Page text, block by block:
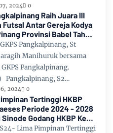
2024 0
Raih Juara III
Futsal Antar Gereja Kodya
Provinsi Babel Tahun
Pangkalpinang, St
Manihuruk bersama
Pangkalpinang.
Pangkalpinang, S2…
2024 0
Tertinggi HKBP
Periode 2024 - 2028
Godang HKBP Ke
Lima Pimpinan Tertinggi